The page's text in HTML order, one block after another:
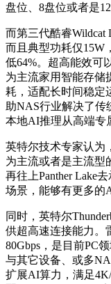
盘位、8盘位或者是
而第三代酷睿Wildcat
而且典型功耗仅15W
低64%。超高能效可
为主流家用智能存储
耗，适配长时间稳定
助NAS行业解决了传
本地AI推理从高端专
英特尔技术专家认为
为主流或者是主流型
再往上Panther Lake
场景，能够有更多的
同时，英特尔
供超高速连接能力。
80Gbps，是目前PC
与其它设备、或多
扩展AI算力，满足